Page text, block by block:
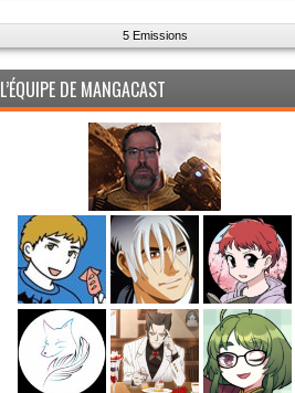
5 Emissions
L’ÉQUIPE DE MANGACAST